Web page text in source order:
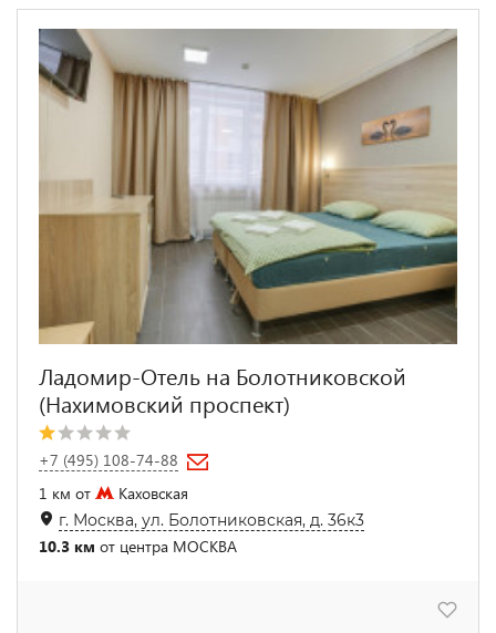
Ладомир-Отель на Болотниковской
(Нахимовский проспект)
+7 (495) 108-74-88
1 км от
Каховская
г. Москва, ул. Болотниковская, д. 36к3
10.3 км от центра МОСКВА